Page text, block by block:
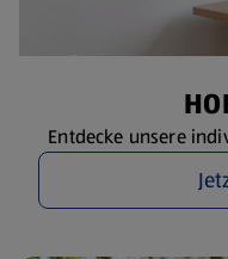
Entdecke unsere